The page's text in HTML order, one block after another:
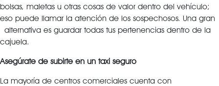
bolsas, maletas u otras cosas de valor dentro del vehículo;
eso puede llamar la atención de los sospechosos. Una gran
alternativa es guardar todas tus pertenencias dentro de la
cajuela.
Asegúrate de subirte en un taxi seguro
La mayoría de centros comerciales cuenta con